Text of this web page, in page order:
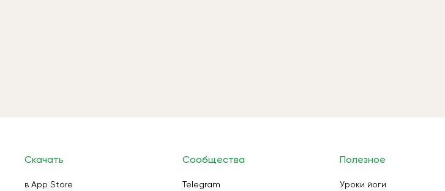
Скачать
в App Store
Сообщества
Telegram
Полезное
Уроки йоги